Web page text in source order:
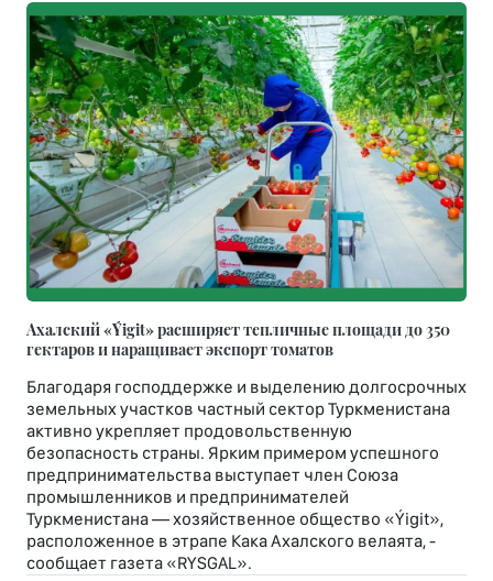
Ахалский «Ýigit» расширяет тепличные площади до 350
гектаров и наращивает экспорт томатов
Благодаря господдержке и выделению долгосрочных
земельных участков частный сектор Туркменистана
активно укрепляет продовольственную
безопасность страны. Ярким примером успешного
предпринимательства выступает член Союза
промышленников и предпринимателей
Туркменистана — хозяйственное общество «Ýigit»,
расположенное в этрапе Кака Ахалского велаята, -
сообщает газета «RYSGAL».